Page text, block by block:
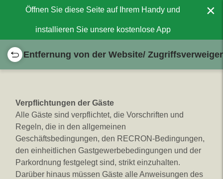
Öffnen Sie diese Seite auf Ihrem Handy und
installieren Sie unsere kostenlose App
×
Entfernung von der Website/
Verpflichtungen der Gäste
Alle Gäste sind verpflichtet, die Vorschriften und
Regeln, die in den allgemeinen
Geschäftsbedingungen, den RECRON-Bedingungen,
den einheitlichen Gastgewerbebedingungen und der
Parkordnung festgelegt sind, strikt einzuhalten.
Darüber hinaus müssen Gäste alle Anweisungen des